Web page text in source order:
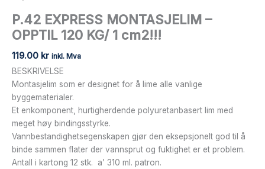
P.42 EXPRESS MONTASJELIM –
OPPTIL 120 KG/ 1 cm2!!!
119.00 kr inkl. Mva
BESKRIVELSE
Montasjelim som er designet for å lime alle vanlige
byggematerialer.
Et enkomponent, hurtigherdende polyuretanbasert lim med
meget høy bindingsstyrke.
Vannbestandighetsegenskapen gjør den eksepsjonelt god til å
binde sammen flater der vannsprut og fuktighet er et problem.
Antall i kartong 12 stk. a’ 310 ml. patron.